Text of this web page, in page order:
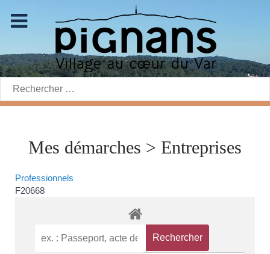
Rechercher:
Mes démarches > Entreprises
Professionnels
F20668